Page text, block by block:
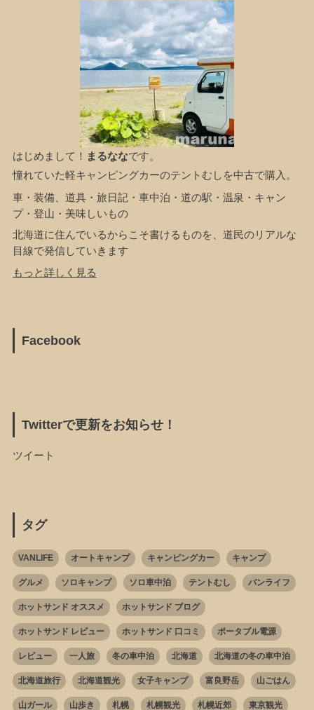
はじめまして！ まるななです。
憧れていた軽キャンピングカーのテントむしを中古で購入。
車・装備、道具・旅日記・車中泊・道の駅・温泉・キャン
プ・登山・美味しいもの
北海道に住んでいるからこそ書けるものを、道民のリアルな
目線で発信していきます
もっと詳しく見る
Facebook
Twitterで更新をお知らせ！
ツイート
タグ
VANLIFE オートキャンプ キャンピングカー キャンプ
グルメ ソロキャンプ ソロ車中泊 テントむし バンライフ
ホットサンド オススメ ホットサンド ブログ
ホットサンド レビュー ホットサンド 口コミ ポータブル電源
レビュー 一人旅 冬の車中泊 北海道 北海道の冬の車中泊
北海道旅行 北海道観光 女子キャンプ 富良野岳 山ごはん
山ガール 山歩き 札幌 札幌観光 札幌近郊 東京観光